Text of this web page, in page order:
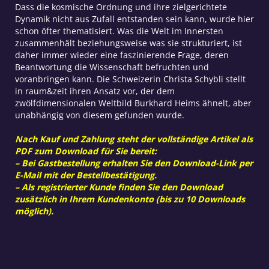
Dass die kosmische Ordnung und ihre zielgerichtete
Dynamik nicht aus Zufall entstanden sein kann, wurde hier
schon öfter thematisiert. Was die Welt im Innersten
zusammenhält beziehungsweise was sie strukturiert, ist
daher immer wieder eine faszinierende Frage, deren
Beantwortung die Wissenschaft befruchten und
voranbringen kann. Die Schweizerin Christa Schybli stellt
in raum&zeit ihren Ansatz vor, der dem
zwölfdimensionalen Weltbild Burkhard Heims ähnelt, aber
unabhängig von diesem gefunden wurde.
Nach Kauf und Zahlung steht der vollständige Artikel als
PDF zum Download für Sie bereit:
– Bei Gastbestellung erhalten Sie den Download-Link per
E-Mail mit der Bestellbestätigung.
– Als registrierter Kunde finden Sie den Download
zusätzlich in Ihrem Kundenkonto (bis zu 10 Downloads
möglich).